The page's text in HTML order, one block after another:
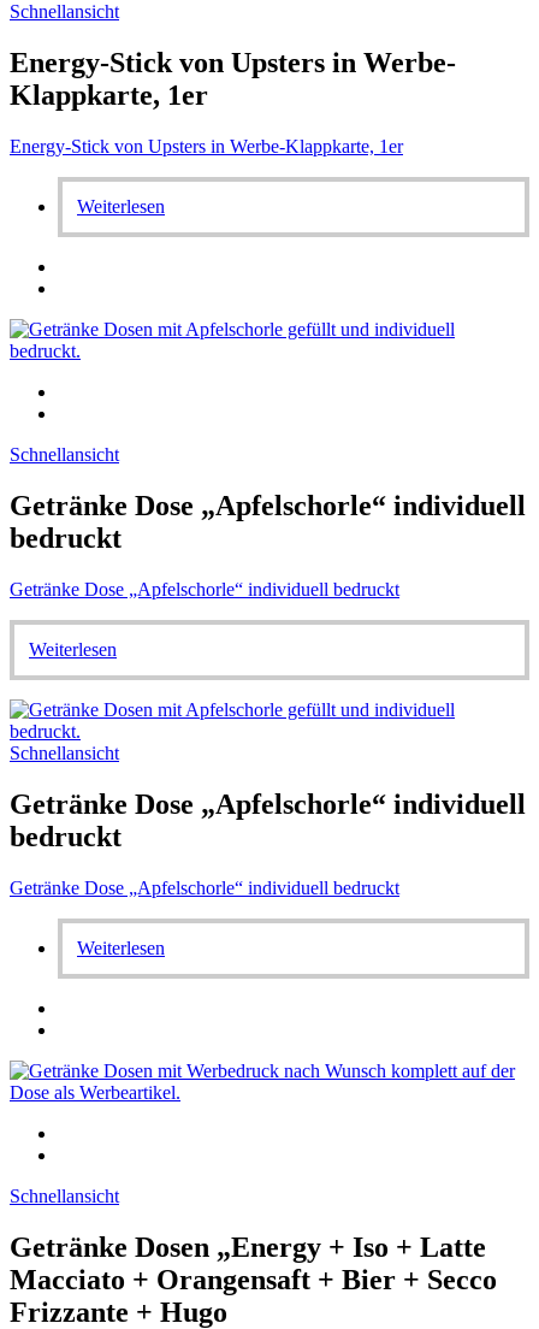
Schnellansicht
Energy-Stick von Upsters in Werbe-
Klappkarte, 1er
Energy-Stick von Upsters in Werbe-Klappkarte, 1er
Weiterlesen
Schnellansicht
Getränke Dose „Apfelschorle“ individuell
bedruckt
Getränke Dose „Apfelschorle“ individuell bedruckt
Weiterlesen
Schnellansicht
Getränke Dose „Apfelschorle“ individuell
bedruckt
Getränke Dose „Apfelschorle“ individuell bedruckt
Weiterlesen
Schnellansicht
Getränke Dosen „Energy + Iso + Latte
Macciato + Orangensaft + Bier + Secco
Frizzante + Hugo